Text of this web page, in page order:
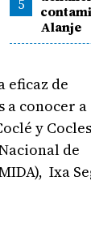
5
Alanje
eficaz de
a conocer a
y
de
Ixa